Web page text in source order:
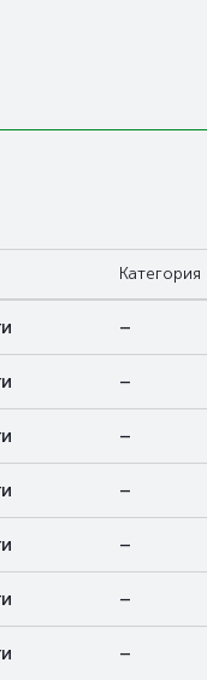
Категория
–
–
–
–
–
–
–